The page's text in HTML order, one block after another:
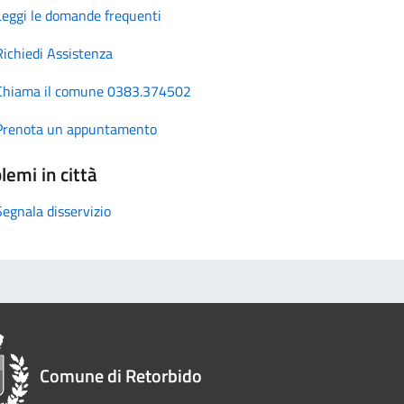
le domande frequenti
Assistenza
il comune 0383.374502
un appuntamento
in città
disservizio
Comune di Retorbido